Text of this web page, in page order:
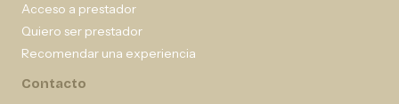
Acceso a prestador
Quiero ser prestador
Recomendar una experiencia
Contacto